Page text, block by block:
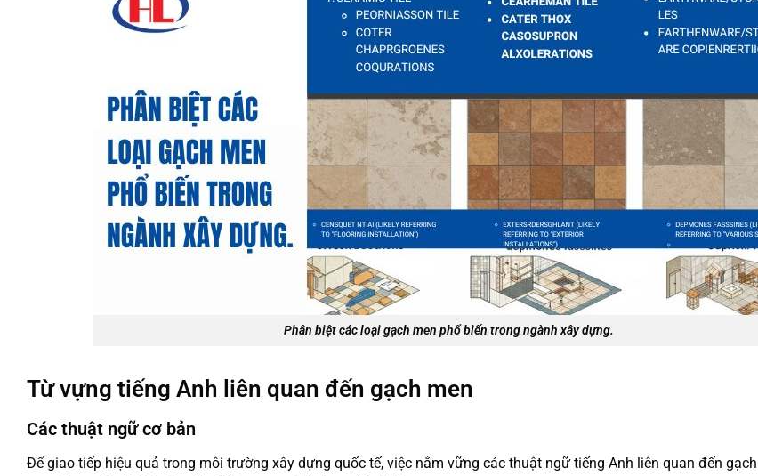
Phân biệt các loại gạch men phổ biến trong ngành xây dựng.
Từ vựng tiếng Anh liên quan đến gạch men
Các thuật ngữ cơ bản
Để giao tiếp hiệu quả trong môi trường xây dựng quốc tế, việc nắm vững các thuật ngữ tiếng Anh liên quan đến